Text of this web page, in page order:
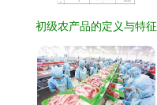
初级农产品的定义与特征